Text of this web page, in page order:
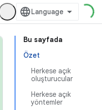
Bu sayfada
Özet
Herkese açık
oluşturucular
Herkese açık
yöntemler